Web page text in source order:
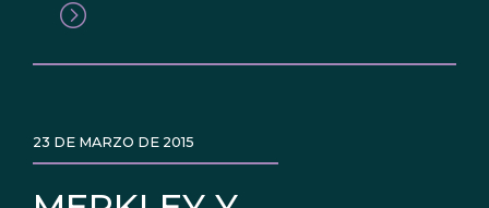
23 DE MARZO DE 2015